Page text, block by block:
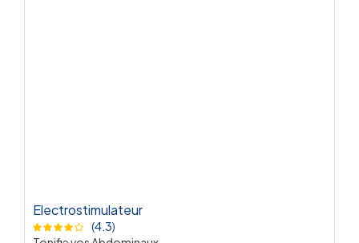
Electrostimulateur
(4.3)